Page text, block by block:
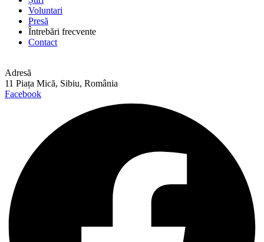
Voluntari
Presă
Întrebări frecvente
Contact
Adresă
11 Piața Mică, Sibiu, România
Facebook